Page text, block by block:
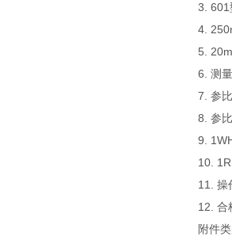
3. 601
4.
5.
6. 测
7. 参
8. 参
9.
10.
11. 操
12. 合
附件